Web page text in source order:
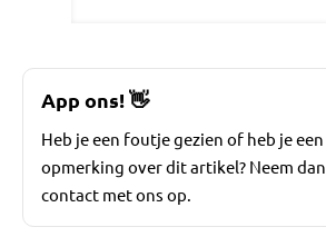
App ons!👋
Heb je een foutje gezien of heb je een
opmerking over dit artikel? Neem dan
contact met ons op.